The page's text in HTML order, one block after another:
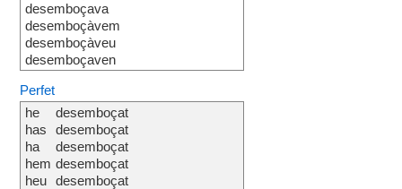
desemboçava
desemboçàvem
desemboçàveu
desemboçaven
Perfet
he
has
ha
hem
heu
desemboçat
desemboçat
desemboçat
desemboçat
desemboçat